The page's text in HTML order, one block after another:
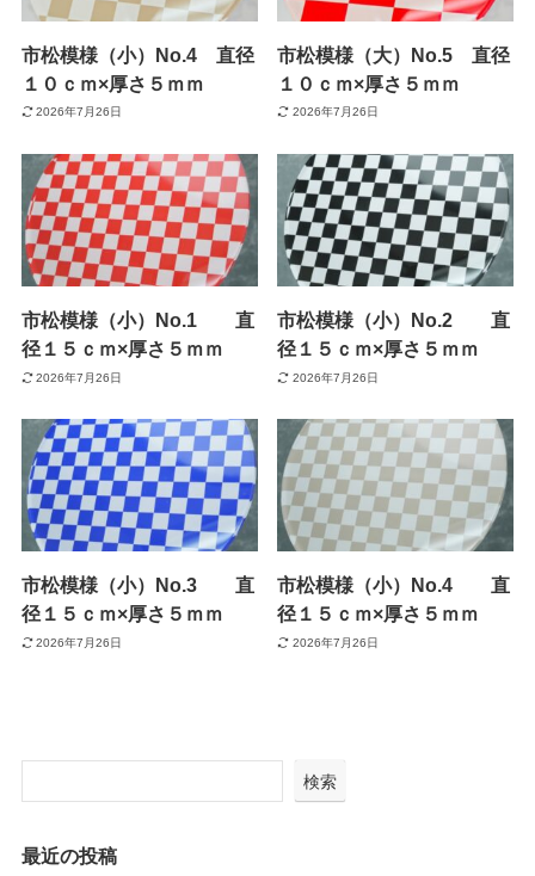
市松模様（小）No.4 直径
１０ｃｍ×厚さ５ｍｍ
2026年7月26日
市松模様（大）No.5 直径
１０ｃｍ×厚さ５ｍｍ
2026年7月26日
市松模様（小）No.1 直
径１５ｃｍ×厚さ５ｍｍ
2026年7月26日
市松模様（小）No.2 直
径１５ｃｍ×厚さ５ｍｍ
2026年7月26日
市松模様（小）No.3 直
径１５ｃｍ×厚さ５ｍｍ
2026年7月26日
市松模様（小）No.4 直
径１５ｃｍ×厚さ５ｍｍ
2026年7月26日
検索
最近の投稿